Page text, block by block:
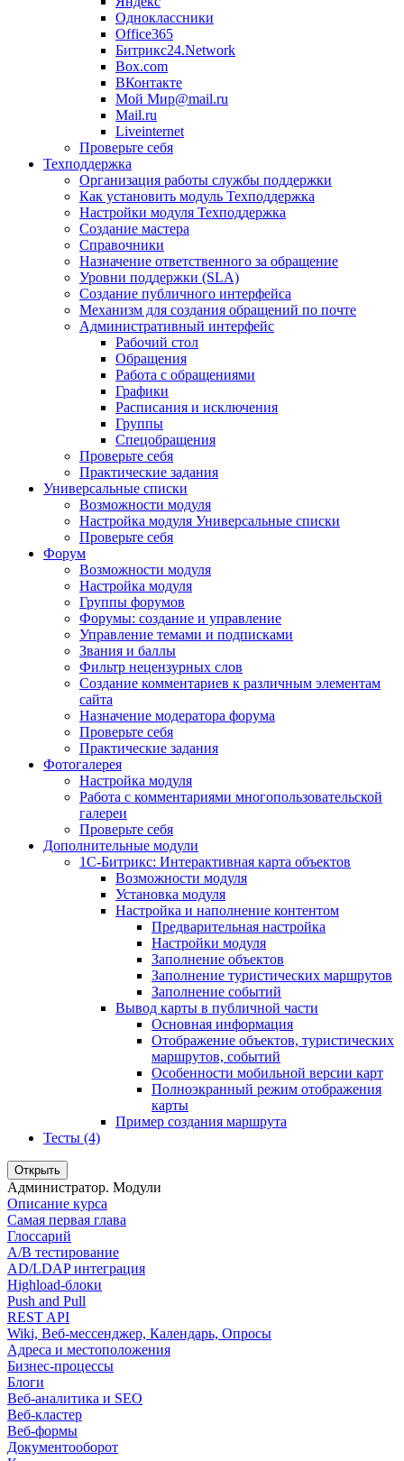
Одноклассники
Office365
Битрикс24.Network
Box.com
ВКонтакте
Мой Мир@mail.ru
Mail.ru
Liveinternet
Проверьте себя
Техподдержка
Организация работы службы поддержки
Как установить модуль Техподдержка
Настройки модуля Техподдержка
Создание мастера
Справочники
Назначение ответственного за обращение
Уровни поддержки (SLA)
Создание публичного интерфейса
Механизм для создания обращений по почте
Административный интерфейс
Рабочий стол
Обращения
Работа с обращениями
Графики
Расписания и исключения
Группы
Спецобращения
Проверьте себя
Практические задания
Универсальные списки
Возможности модуля
Настройка модуля Универсальные списки
Проверьте себя
Форум
Возможности модуля
Настройка модуля
Группы форумов
Форумы: создание и управление
Управление темами и подписками
Звания и баллы
Фильтр нецензурных слов
Создание комментариев к различным элементам
сайта
Назначение модератора форума
Проверьте себя
Практические задания
Фотогалерея
Настройка модуля
Работа с комментариями многопользовательской
галереи
Проверьте себя
Дополнительные модули
1С-Битрикс: Интерактивная карта объектов
Возможности модуля
Установка модуля
Настройка и наполнение контентом
Предварительная настройка
Настройки модуля
Заполнение объектов
Заполнение туристических маршрутов
Заполнение событий
Вывод карты в публичной части
Основная информация
Отображение объектов, туристических
маршрутов, событий
Особенности мобильной версии карт
Полноэкранный режим отображения
карты
Пример создания маршрута
Тесты (4)
Открыть
Администратор. Модули
Описание курса
Самая первая глава
Глоссарий
A/B тестирование
AD/LDAP интеграция
Highload-блоки
Push and Pull
REST API
Wiki, Веб-мессенджер, Календарь, Опросы
Адреса и местоположения
Бизнес-процессы
Блоги
Веб-аналитика и SEO
Веб-кластер
Веб-формы
Документооборот